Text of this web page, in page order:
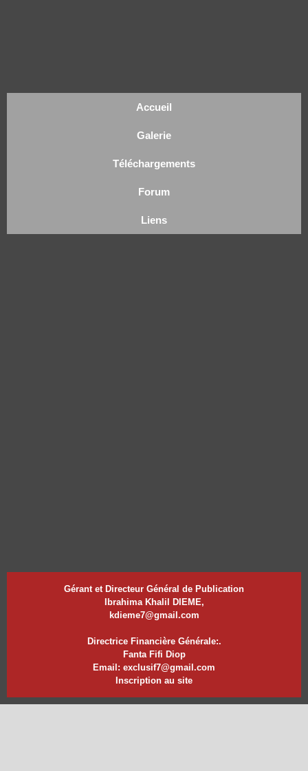
Accueil
Galerie
Téléchargements
Forum
Liens
Gérant et Directeur Général de Publication
Ibrahima Khalil DIEME,
kdieme7@gmail.com
Directrice Financière Générale:.
Fanta Fifi Diop
Email: exclusif7@gmail.com
Inscription au site